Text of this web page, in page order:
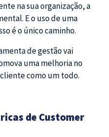
na sua organização, a
E o uso de uma
é o único caminho.
de gestão vai
uma melhoria no
como um todo.
de Customer